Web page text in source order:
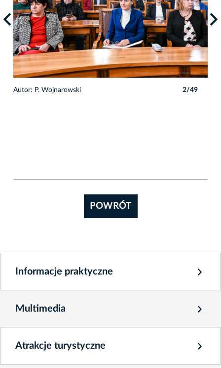
Autor: P. Wojnarowski 2/49
POWRÓT
Informacje praktyczne
Multimedia
Atrakcje turystyczne